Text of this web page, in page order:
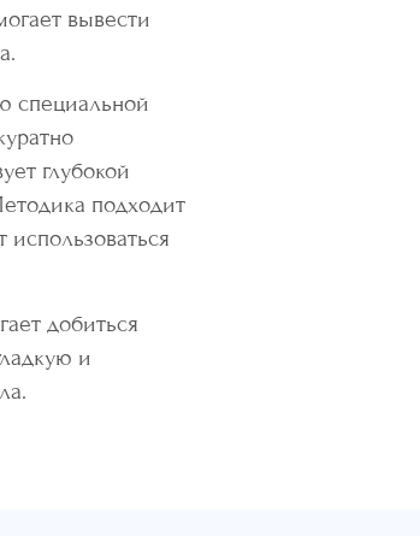
вывести
специальной
глубокой
подходит
добиться
и